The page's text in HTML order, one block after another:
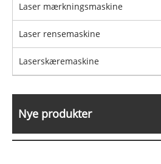
Laser mærkningsmaskine
Laser rensemaskine
Laserskæremaskine
Nye produkter